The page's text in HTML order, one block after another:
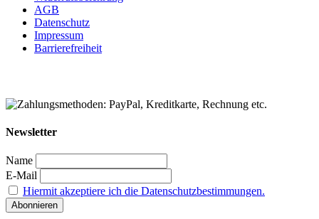
AGB
Datenschutz
Impressum
Barrierefreiheit
Newsletter
Name
E-Mail
Hiermit akzeptiere ich die Datenschutzbestimmungen.